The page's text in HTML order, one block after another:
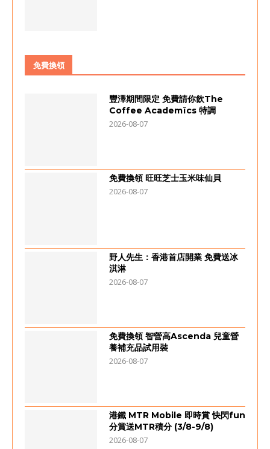
免費換領
豐澤期間限定 免費請你飲The
Coffee Academïcs 特調
2026-08-07
免費換領 旺旺芝士玉米味仙貝
2026-08-07
野人先生：香港首店開業 免費送冰
淇淋
2026-08-07
免費換領 智營高Ascenda 兒童營
養補充品試用裝
2026-08-07
港鐵 MTR Mobile 即時賞 快閃fun
分賞送MTR積分 (3/8-9/8)
2026-08-07